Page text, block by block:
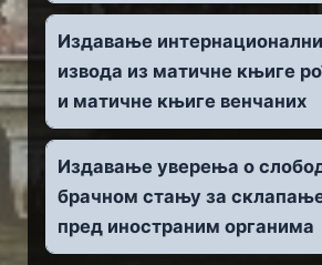
Издавање
извода из матичне књиге
и матичне књиге венчаних
Издавање уверења о
брачном стању за
пред иностраним органима